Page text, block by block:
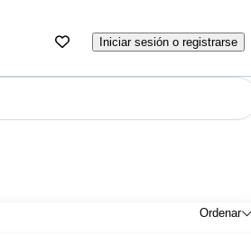
Iniciar sesión o registrarse
Ordenar